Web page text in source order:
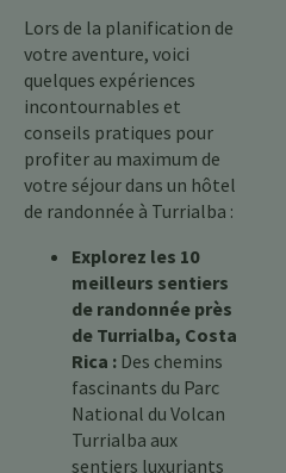
Lors de la planification de
votre aventure, voici
quelques expériences
incontournables et
conseils pratiques pour
profiter au maximum de
votre séjour dans un hôtel
de randonnée à Turrialba :
Explorez les 10
meilleurs sentiers
de randonnée près
de Turrialba, Costa
Rica : Des chemins
fascinants du Parc
National du Volcan
Turrialba aux
sentiers luxuriants